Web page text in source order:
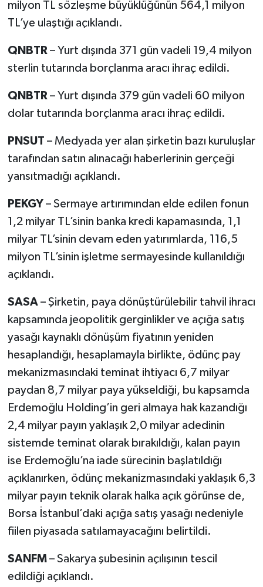
milyon TL sözleşme büyüklüğünün 564,1 milyon
TL’ye ulaştığı açıklandı.
QNBTR – Yurt dışında 371 gün vadeli 19,4 milyon
sterlin tutarında borçlanma aracı ihraç edildi.
QNBTR – Yurt dışında 379 gün vadeli 60 milyon
dolar tutarında borçlanma aracı ihraç edildi.
PNSUT – Medyada yer alan şirketin bazı kuruluşlar
tarafından satın alınacağı haberlerinin gerçeği
yansıtmadığı açıklandı.
PEKGY – Sermaye artırımından elde edilen fonun
1,2 milyar TL’sinin banka kredi kapamasında, 1,1
milyar TL’sinin devam eden yatırımlarda, 116,5
milyon TL’sinin işletme sermayesinde kullanıldığı
açıklandı.
SASA – Şirketin, paya dönüştürülebilir tahvil ihracı
kapsamında jeopolitik gerginlikler ve açığa satış
yasağı kaynaklı dönüşüm fiyatının yeniden
hesaplandığı, hesaplamayla birlikte, ödünç pay
mekanizmasındaki teminat ihtiyacı 6,7 milyar
paydan 8,7 milyar paya yükseldiği, bu kapsamda
Erdemoğlu Holding’in geri almaya hak kazandığı
2,4 milyar payın yaklaşık 2,0 milyar adedinin
sistemde teminat olarak bırakıldığı, kalan payın
ise Erdemoğlu’na iade sürecinin başlatıldığı
açıklanırken, ödünç mekanizmasındaki yaklaşık 6,3
milyar payın teknik olarak halka açık görünse de,
Borsa İstanbul’daki açığa satış yasağı nedeniyle
fiilen piyasada satılamayacağını belirtildi.
SANFM – Sakarya şubesinin açılışının tescil
edildiği açıklandı.